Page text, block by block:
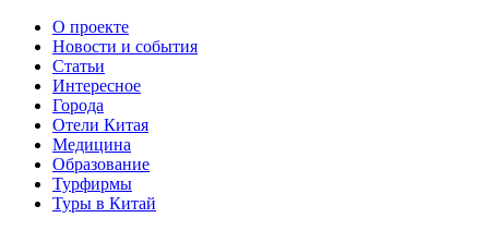
О проекте
Новости и события
Статьи
Интересное
Города
Отели Китая
Медицина
Образование
Турфирмы
Туры в Китай